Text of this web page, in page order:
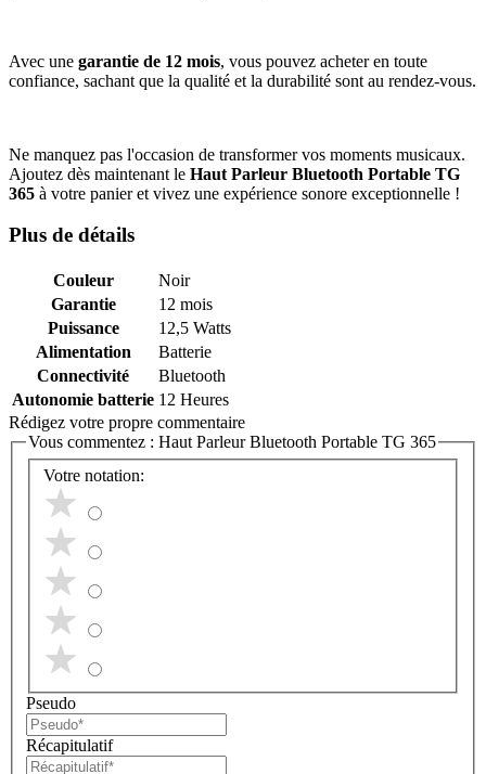
Avec une garantie de 12 mois, vous pouvez acheter en toute
confiance, sachant que la qualité et la durabilité sont au rendez-vous.
Ne manquez pas l'occasion de transformer vos moments musicaux.
Ajoutez dès maintenant le Haut Parleur Bluetooth Portable TG
365 à votre panier et vivez une expérience sonore exceptionnelle !
Plus de détails
Couleur
Noir
Garantie
12 mois
Puissance
12,5 Watts
Alimentation
Batterie
Connectivité
Bluetooth
Autonomie batterie 12 Heures
Rédigez votre propre commentaire
Vous commentez : Haut Parleur Bluetooth Portable TG 365
Votre notation:
Pseudo
Récapitulatif